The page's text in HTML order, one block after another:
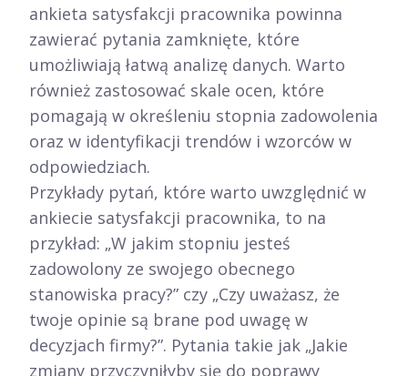
ankieta satysfakcji pracownika powinna
zawierać pytania zamknięte, które
umożliwiają łatwą analizę danych. Warto
również zastosować skale ocen, które
pomagają w określeniu stopnia zadowolenia
oraz w identyfikacji trendów i wzorców w
odpowiedziach.
Przykłady pytań, które warto uwzględnić w
ankiecie satysfakcji pracownika, to na
przykład: „W jakim stopniu jesteś
zadowolony ze swojego obecnego
stanowiska pracy?” czy „Czy uważasz, że
twoje opinie są brane pod uwagę w
decyzjach firmy?”. Pytania takie jak „Jakie
zmiany przyczyniłyby się do poprawy